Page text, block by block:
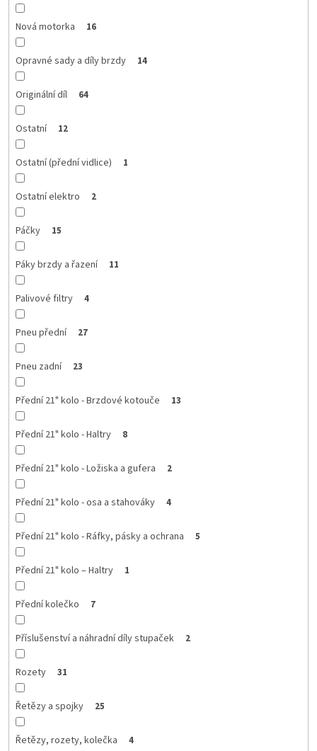
Nová motorka 16
Opravné sady a díly brzdy 14
Originální díl 64
Ostatní 12
Ostatní (přední vidlice) 1
Ostatní elektro 2
Páčky 15
Páky brzdy a řazení 11
Palivové filtry 4
Pneu přední 27
Pneu zadní 23
Přední 21" kolo - Brzdové kotouče 13
Přední 21" kolo - Haltry 8
Přední 21" kolo - Ložiska a gufera 2
Přední 21" kolo - osa a stahováky 4
Přední 21" kolo - Ráfky, pásky a ochrana 5
Přední 21" kolo – Haltry 1
Přední kolečko 7
Příslušenství a náhradní díly stupaček 2
Rozety 31
Řetězy a spojky 25
Řetězy, rozety, kolečka 4